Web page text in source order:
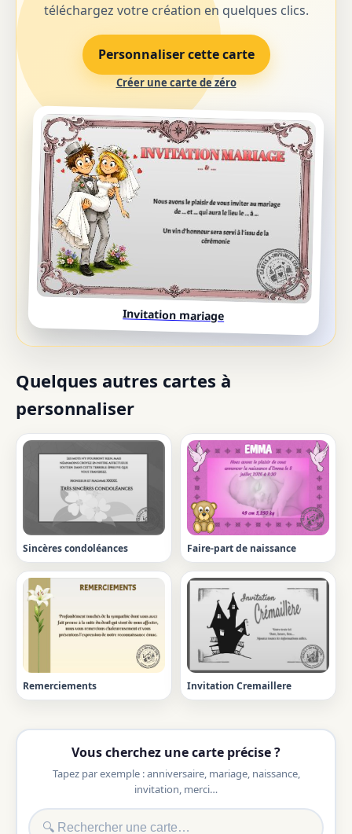
téléchargez votre création en quelques clics.
Personnaliser cette carte
Créer une carte de zéro
Invitation mariage
Quelques autres cartes à
personnaliser
Sincères condoléances Faire-part de naissance
Remerciements Invitation Cremaillere
Vous cherchez une carte précise ?
Tapez par exemple : anniversaire, mariage, naissance,
invitation, merci…